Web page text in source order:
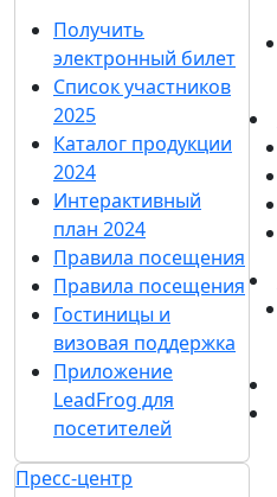
Получить
электронный билет
Список участников
2025
Каталог продукции
2024
Интерактивный
план 2024
Правила посещения
Правила посещения
Гостиницы и
визовая поддержка
Приложение
LeadFrog для
посетителей
Пресс-центр